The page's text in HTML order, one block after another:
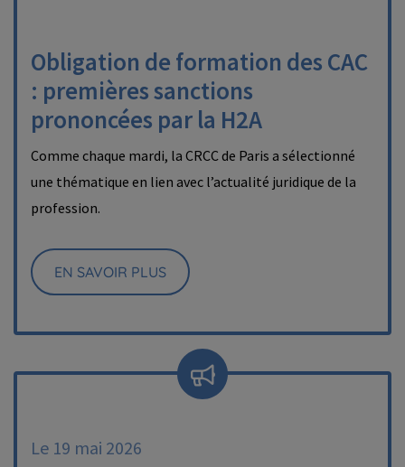
Obligation de formation des CAC
: premières sanctions
prononcées par la H2A
Comme chaque mardi, la CRCC de Paris a sélectionné
une thématique en lien avec l’actualité juridique de la
profession.
EN SAVOIR PLUS
Le 19 mai 2026